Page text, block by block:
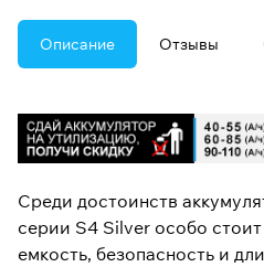
Описание Отзывы
Среди достоинств
серии S4 Silver особо
емкость, безопасность и